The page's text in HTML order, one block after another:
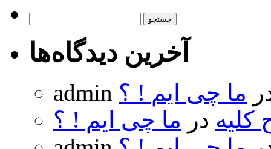
آخرین دیدگاه‌ها
admin ما چی ایم ! ؟
کلیه در ما چی ایم ! ؟